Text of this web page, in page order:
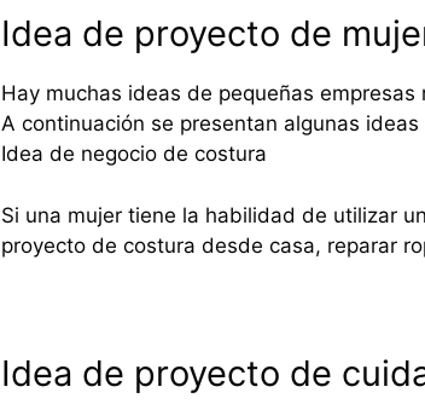
Idea de proyecto de
Hay muchas ideas de pequeñas
A continuación se presentan algunas
Idea de negocio de costura
Si una mujer tiene la habilidad de utilizar
proyecto de costura desde casa, reparar
Idea de proyecto de